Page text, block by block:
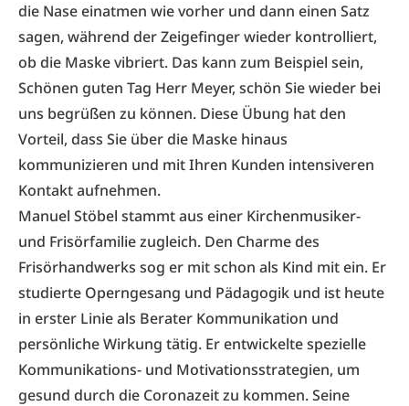
die Nase einatmen wie vorher und dann einen Satz
sagen, während der Zeigefinger wieder kontrolliert,
ob die Maske vibriert. Das kann zum Beispiel sein,
Schönen guten Tag Herr Meyer, schön Sie wieder bei
uns begrüßen zu können. Diese Übung hat den
Vorteil, dass Sie über die Maske hinaus
kommunizieren und mit Ihren Kunden intensiveren
Kontakt aufnehmen.
Manuel Stöbel stammt aus einer Kirchenmusiker-
und Frisörfamilie zugleich. Den Charme des
Frisörhandwerks sog er mit schon als Kind mit ein. Er
studierte Operngesang und Pädagogik und ist heute
in erster Linie als Berater Kommunikation und
persönliche Wirkung tätig. Er entwickelte spezielle
Kommunikations- und Motivationsstrategien, um
gesund durch die Coronazeit zu kommen. Seine